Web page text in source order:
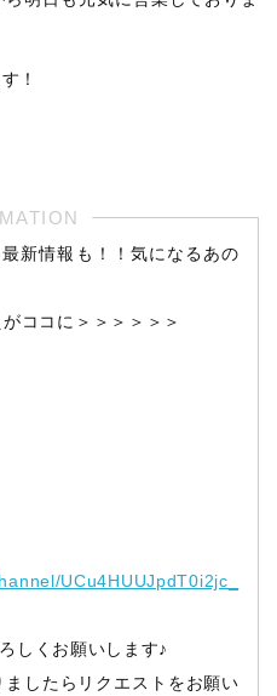
！
新情報も！！気になるあの
ココに＞＞＞＞＞＞
UCu4HUUJpdT0i2jc_
しくお願いします♪
したらリクエストをお願い